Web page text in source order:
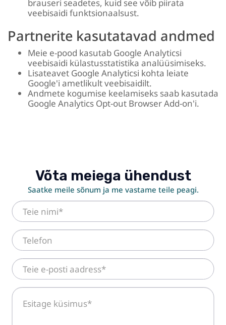
brauseri seadetes, kuid see võib piirata
veebisaidi funktsionaalsust.
Partnerite kasutatavad andmed
Meie e-pood kasutab Google Analyticsi
veebisaidi külastusstatistika analüüsimiseks.
Lisateavet Google Analyticsi kohta leiate
Google'i ametlikult veebisaidilt.
Andmete kogumise keelamiseks saab kasutada
Google Analytics Opt-out Browser Add-on'i.
Võta meiega ühendust
Saatke meile sõnum ja me vastame teile peagi.